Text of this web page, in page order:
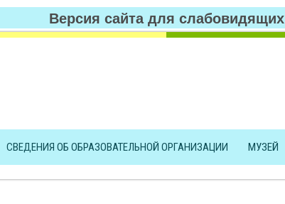
Версия сайта для слабовидящих
СВЕДЕНИЯ ОБ ОБРАЗОВАТЕЛЬНОЙ ОРГАНИЗАЦИИ МУЗЕЙ